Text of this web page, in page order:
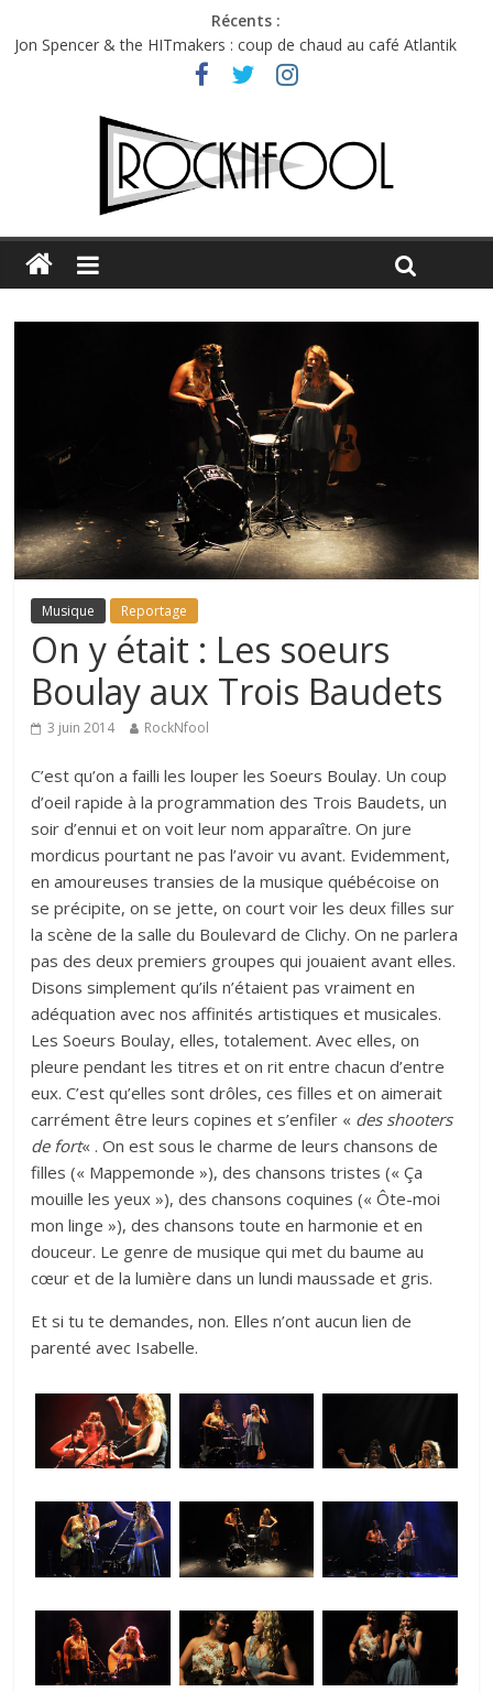
Récents :
Jon Spencer & the HITmakers : coup de chaud au café Atlantik
Hellfest 2026 vendredi : température et émotions en hausse
Hellfest 2026 jeudi : impossible de choisir entre chaleur et bonne
Première édition du Midgard Festival : entre bière, métal et
Charlie Puth à l’Olympia : la leçon de pop du Professeur Puth
Musique Reportage
On y était : Les soeurs
Boulay aux Trois Baudets
3 juin 2014 RockNfool
C’est qu’on a failli les louper lesSoeurs Boulay. Un coup
d’oeil rapide à la programmation des Trois Baudets, un
soir d’ennui et on voit leur nom apparaître. On jure
mordicus pourtant ne pas l’avoir vu avant. Evidemment,
en amoureuses transies de la musique québécoise on
se précipite, on se jette, on court voir les deux filles sur
la scène de la salle du Boulevard de Clichy. On ne parlera
pas des deux premiers groupes qui jouaient avant elles.
Disons simplement qu’ils n’étaient pas vraiment en
adéquation avec nos affinités artistiques et musicales.
Les Soeurs Boulay, elles, totalement. Avec elles, on
pleure pendant les titres et on rit entre chacun d’entre
eux. C’est qu’elles sont drôles, ces filles et on aimerait
carrément être leurs copines et s’enfiler « des shooters
de fort« . On est sous le charme de leurs chansons de
filles (« Mappemonde »), des chansons tristes (« Ça
mouille les yeux »), des chansons coquines (« Ôte-moi
mon linge »), des chansons toute en harmonie et en
douceur. Le genre de musique qui met du baume au
cœur et de la lumière dans un lundi maussade et gris.
Et si tu te demandes, non. Elles n’ont aucun lien de
parenté avec Isabelle.